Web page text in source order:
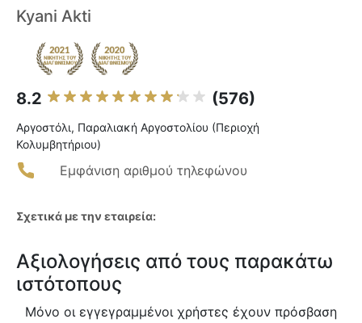
Kyani Akti
8.2 (576)
Αργοστόλι, Παραλιακή Αργοστολίου (Περιοχή
Κολυμβητήριου)
Εμφάνιση αριθμού τηλεφώνου
Σχετικά με την εταιρεία:
Αξιολογήσεις από τους παρακάτω
ιστότοπους
Μόνο οι εγγεγραμμένοι χρήστες έχουν πρόσβαση